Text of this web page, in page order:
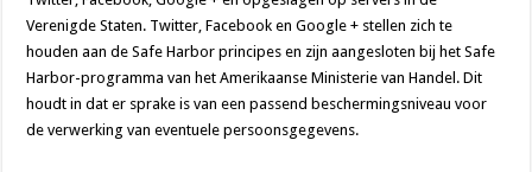
Verenigde Staten. Twitter, Facebook en Google + stellen zich te
houden aan de Safe Harbor principes en zijn aangesloten bij het Safe
Harbor-programma van het Amerikaanse Ministerie van Handel. Dit
houdt in dat er sprake is van een passend beschermingsniveau voor
de verwerking van eventuele persoonsgegevens.